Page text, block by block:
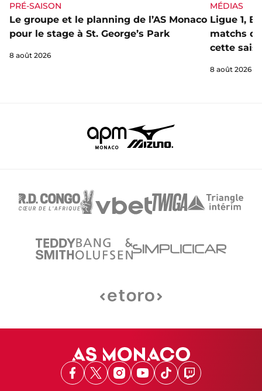
PRÉ-SAISON
Le groupe et le planning de l’AS Monaco
pour le stage à St. George’s Park
8 août 2026
MÉDIAS
Ligue 1,
matchs
cette
8 août 2026
Facebook
X Instagram
Youtube
TikTokTwitch